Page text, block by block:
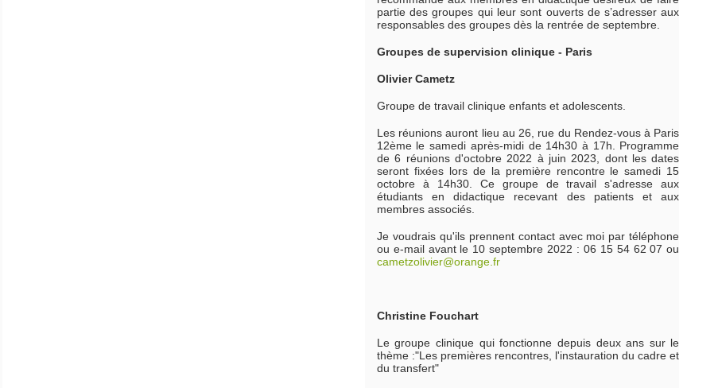
partie des groupes qui leur sont ouverts de s’adresser aux
responsables des groupes dès la rentrée de septembre.
Groupes de supervision clinique - Paris
Olivier Cametz
Groupe de travail clinique enfants et adolescents.
Les réunions auront lieu au 26, rue du Rendez-vous à Paris
12ème le samedi après-midi de 14h30 à 17h. Programme
de 6 réunions d'octobre 2022 à juin 2023, dont les dates
seront fixées lors de la première rencontre le samedi 15
octobre à 14h30. Ce groupe de travail s'adresse aux
étudiants en didactique recevant des patients et aux
membres associés.
Je voudrais qu'ils prennent contact avec moi par téléphone
ou e-mail avant le 10 septembre 2022 : 06 15 54 62 07 ou
cametzolivier@orange.fr
Christine Fouchart
Le groupe clinique qui fonctionne depuis deux ans sur le
thème :"Les premières rencontres, l'instauration du cadre et
du transfert"